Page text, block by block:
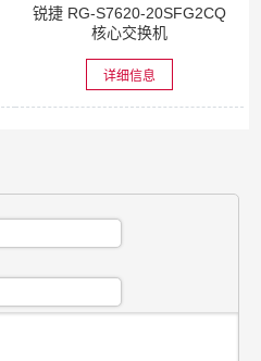
锐捷 RG-S7620-20SFG2CQ
核心交换机
详细信息